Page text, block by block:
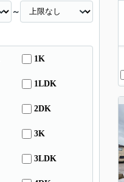
～
1K
1LDK
2DK
3K
3LDK